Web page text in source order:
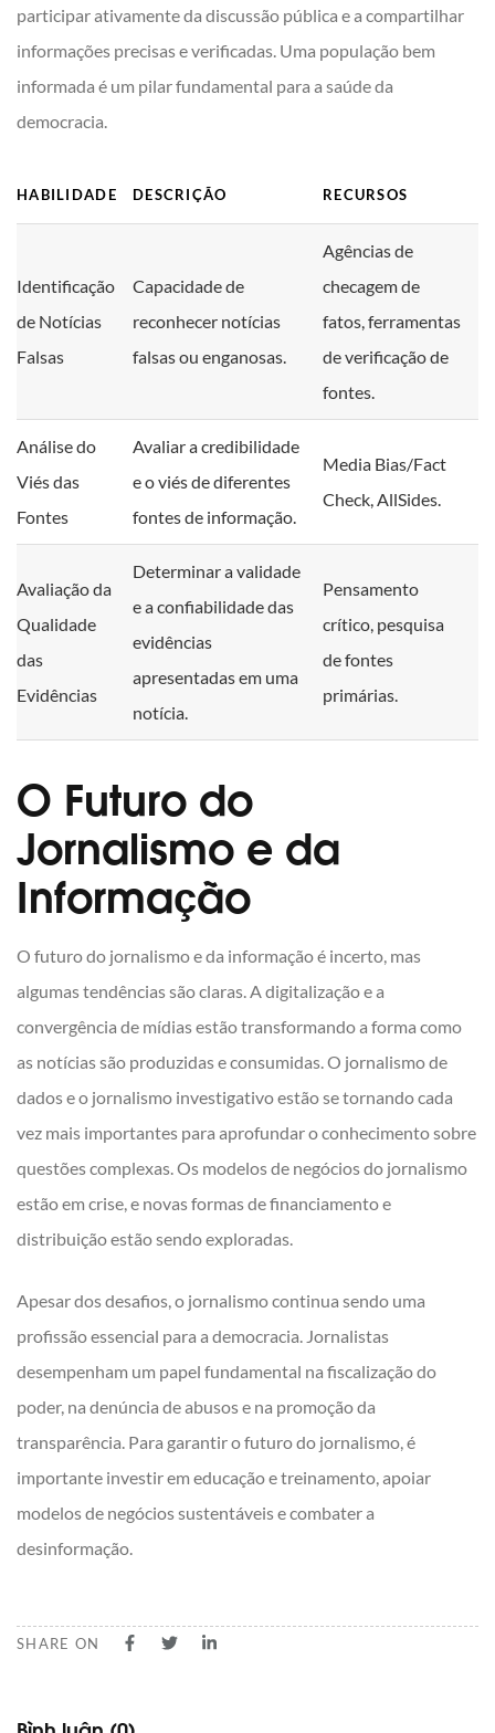
participar ativamente da discussão pública e a compartilhar
informações precisas e verificadas. Uma população bem
informada é um pilar fundamental para a saúde da
democracia.
HABILIDADE DESCRIÇÃO RECURSOS
Identificação
de Notícias
Falsas
Capacidade de
reconhecer notícias
falsas ou enganosas.
Agências de
checagem de
fatos, ferramentas
de verificação de
fontes.
Análise do
Viés das
Fontes
Avaliar a credibilidade
e o viés de diferentes
fontes de informação.
Media Bias/Fact
Check, AllSides.
Avaliação da
Qualidade
das
Evidências
Determinar a validade
e a confiabilidade das
evidências
apresentadas em uma
notícia.
Pensamento
crítico, pesquisa
de fontes
primárias.
O Futuro do
Jornalismo e da
Informação
O futuro do jornalismo e da informação é incerto, mas
algumas tendências são claras. A digitalização e a
convergência de mídias estão transformando a forma como
as notícias são produzidas e consumidas. O jornalismo de
dados e o jornalismo investigativo estão se tornando cada
vez mais importantes para aprofundar o conhecimento sobre
questões complexas. Os modelos de negócios do jornalismo
estão em crise, e novas formas de financiamento e
distribuição estão sendo exploradas.
Apesar dos desafios, o jornalismo continua sendo uma
profissão essencial para a democracia. Jornalistas
desempenham um papel fundamental na fiscalização do
poder, na denúncia de abusos e na promoção da
transparência. Para garantir o futuro do jornalismo, é
importante investir em educação e treinamento, apoiar
modelos de negócios sustentáveis e combater a
desinformação.
SHARE ON